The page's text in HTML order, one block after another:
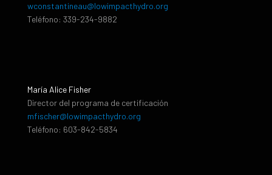
wconstantineau@lowimpacthydro.org
Teléfono: 339-234-9882
María Alice Fisher
Director del programa de certificación
mfischer@lowimpacthydro.org
Teléfono: 603-842-5834